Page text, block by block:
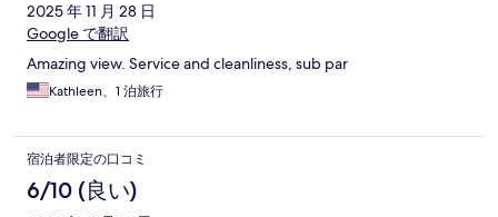
2025 年 11 月 28 日
Google で翻訳
Amazing view. Service and cleanliness, sub par
Kathleen、1 泊旅行
宿泊者限定の口コミ
6/10 (良い)